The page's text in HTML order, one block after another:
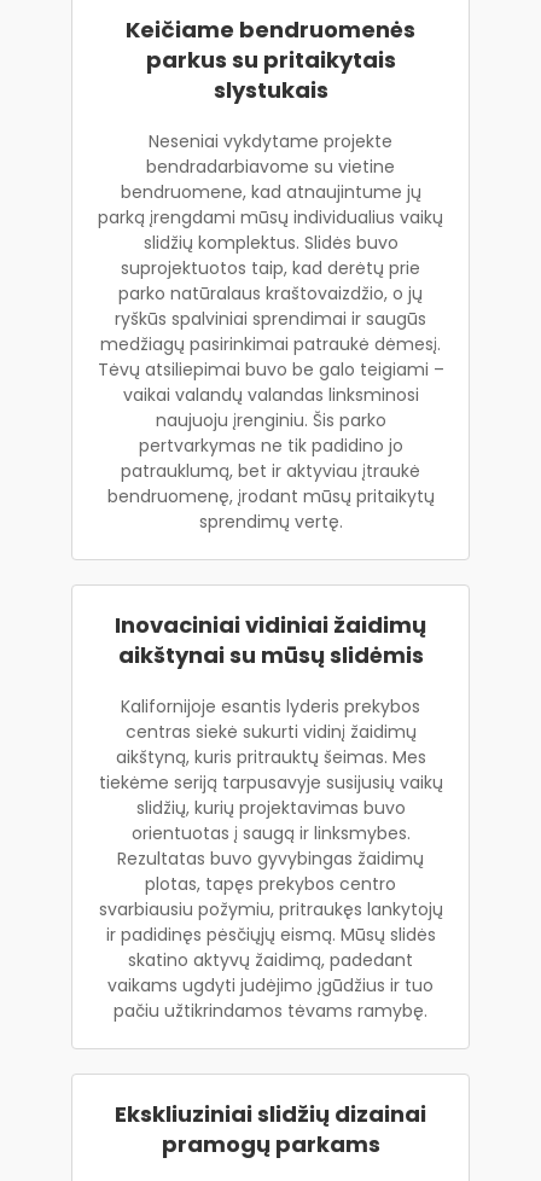
Keičiame bendruomenės
parkus su pritaikytais
slystukais
Neseniai vykdytame projekte
bendradarbiavome su vietine
bendruomene, kad atnaujintume jų
parką įrengdami mūsų individualius vaikų
slidžių komplektus. Slidės buvo
suprojektuotos taip, kad derėtų prie
parko natūralaus kraštovaizdžio, o jų
ryškūs spalviniai sprendimai ir saugūs
medžiagų pasirinkimai patraukė dėmesį.
Tėvų atsiliepimai buvo be galo teigiami –
vaikai valandų valandas linksminosi
naujuoju įrenginiu. Šis parko
pertvarkymas ne tik padidino jo
patrauklumą, bet ir aktyviau įtraukė
bendruomenę, įrodant mūsų pritaikytų
sprendimų vertę.
Inovaciniai vidiniai žaidimų
aikštynai su mūsų slidėmis
Kalifornijoje esantis lyderis prekybos
centras siekė sukurti vidinį žaidimų
aikštyną, kuris pritrauktų šeimas. Mes
tiekėme seriją tarpusavyje susijusių vaikų
slidžių, kurių projektavimas buvo
orientuotas į saugą ir linksmybes.
Rezultatas buvo gyvybingas žaidimų
plotas, tapęs prekybos centro
svarbiausiu požymiu, pritraukęs lankytojų
ir padidinęs pėsčiųjų eismą. Mūsų slidės
skatino aktyvų žaidimą, padedant
vaikams ugdyti judėjimo įgūdžius ir tuo
pačiu užtikrindamos tėvams ramybę.
Ekskliuziniai slidžių dizainai
pramogų parkams